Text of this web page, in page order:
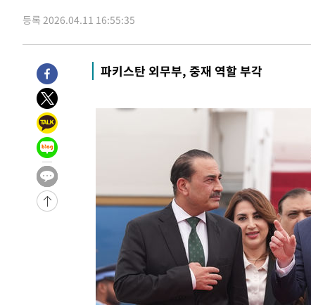
5시간 전 >선재도서 해루질 나섰다 실종 60대, 닷새 만에 숨진 채 발견
6시간 전 >남자 농구, 나고야 아시안게임서 '홈팀' 일본과 한일전
6시간 전 >
여수 오동도 해상서 모터보트 전복…1명 사망·1명 실종
7시간 전 >
극한폭염 한풀 꺾이지만…'낮 최고 35도' 무더위, 열대야 계
날씨]
8시간 전 >
8시간 전 >
[속보]'압수수색·성접대 논란' 축구협회 "실망과 걱정 안겨
11시간 전 >
'최고 37도' 폭염 지속…강원동해안 최대 150㎜ 비
13시간 전 >
[속보]뉴욕증시 상승 마감…S&P 0.6% 나스닥 1.3%↑
-10588초 전 >
이란 "호르무즈 재개방 합의 근접…美 배상 선행돼야"
-1635초 전 >
[속보]與최고위원 제주·인천 순회경선…박선원·최민희
민수·김용 순
[속보]김민석, 與 전대 당원투표 누적 득표율 45.42%로
[속보]與 대표 경선 제주·인천 당원투표…金 47.75%·鄭
이강인 "아틀레티코 이적 기뻐…등번호 7번 의미보단 팀 위
[속보]與 당대표 경선, 제주·인천 권리당원 투표 김민석 승리
낮 최고 35도 '무더위'…동해안 시간당 30㎜ '강한 비'[내일
등록 2026.04.11 16:55:35
파키스탄 외무부, 중재 역할 부각